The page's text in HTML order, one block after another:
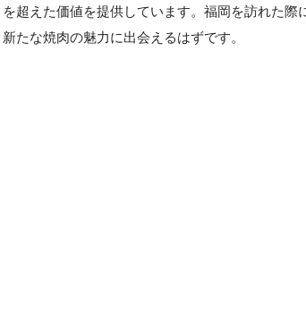
超えた価値を提供しています。福岡を訪れた際
たな焼肉の魅力に出会えるはずです。